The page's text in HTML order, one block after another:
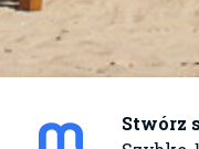
Stwórz